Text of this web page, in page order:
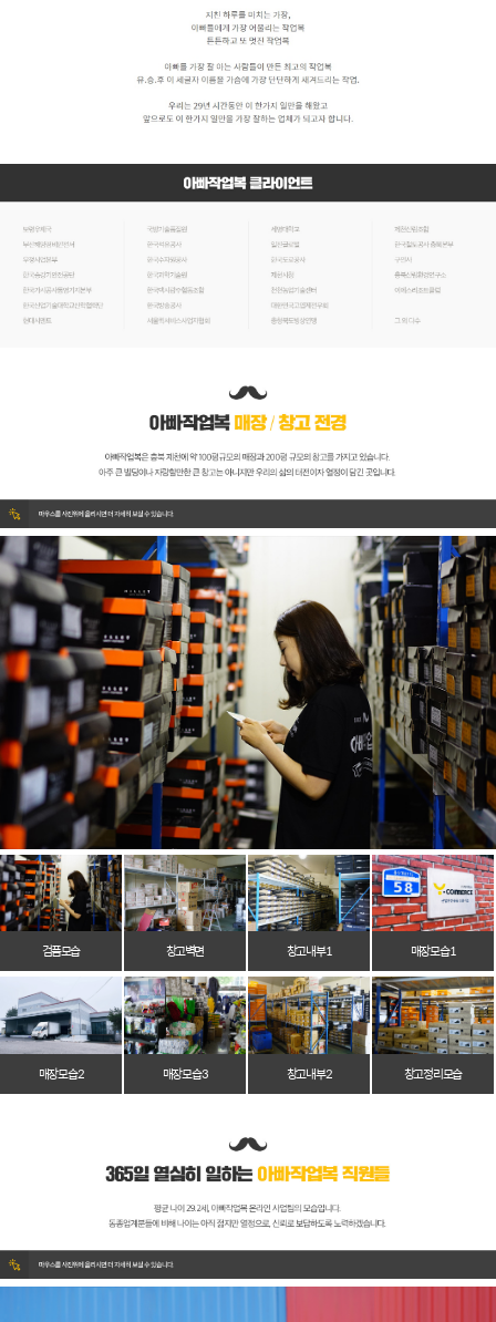
검품모습 창고벽면 창고 내부 1 매장 모습 1
매장 모습 2 매장 모습 3 창고 내부 2 창고 정리 모습